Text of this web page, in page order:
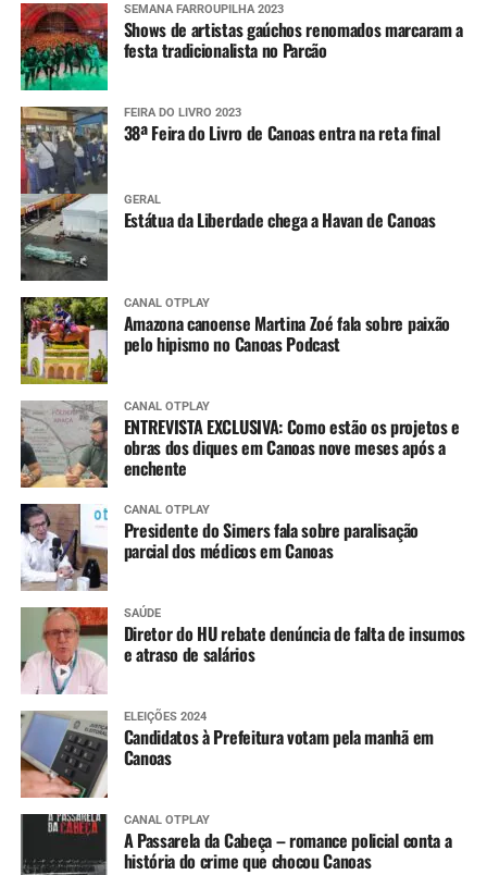
SEMANA FARROUPILHA 2023
Shows de artistas gaúchos renomados marcaram a
festa tradicionalista no Parcão
FEIRA DO LIVRO 2023
38ª Feira do Livro de Canoas entra na reta final
GERAL
Estátua da Liberdade chega a Havan de Canoas
CANAL OTPLAY
Amazona canoense Martina Zoé fala sobre paixão
pelo hipismo no Canoas Podcast
CANAL OTPLAY
ENTREVISTA EXCLUSIVA: Como estão os projetos e
obras dos diques em Canoas nove meses após a
enchente
CANAL OTPLAY
Presidente do Simers fala sobre paralisação
parcial dos médicos em Canoas
SAÚDE
Diretor do HU rebate denúncia de falta de insumos
e atraso de salários
ELEIÇÕES 2024
Candidatos à Prefeitura votam pela manhã em
Canoas
CANAL OTPLAY
A Passarela da Cabeça – romance policial conta a
história do crime que chocou Canoas